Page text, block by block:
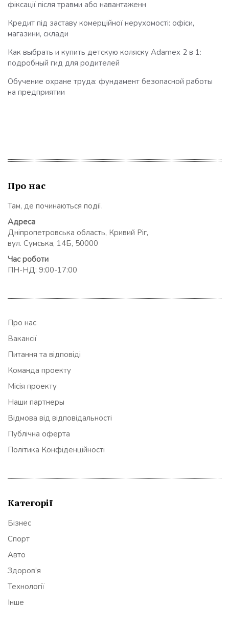
фіксації після травми або навантаженн
Кредит під заставу комерційної нерухомості: офіси,
магазини, склади
Как выбрать и купить детскую коляску Adamex 2 в 1:
подробный гид для родителей
Обучение охране труда: фундамент безопасной работы
на предприятии
Про нас
Там, де починаються події.
Адреса
Дніпропетровська область, Кривий Ріг,
вул. Сумська, 14Б, 50000
Час роботи
ПН-НД: 9:00-17:00
Про нас
Вакансії
Питання та відповіді
Команда проекту
Місія проекту
Наши партнеры
Відмова від відповідальності
Публічна оферта
Політика Конфіденційності
Категорії
Бізнес
Спорт
Авто
Здоров’я
Технології
Інше